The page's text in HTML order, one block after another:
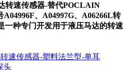
转速传感器-替代POCLAIN
、A04997G、A06266L转
一种专门开发用于液压马达的转速